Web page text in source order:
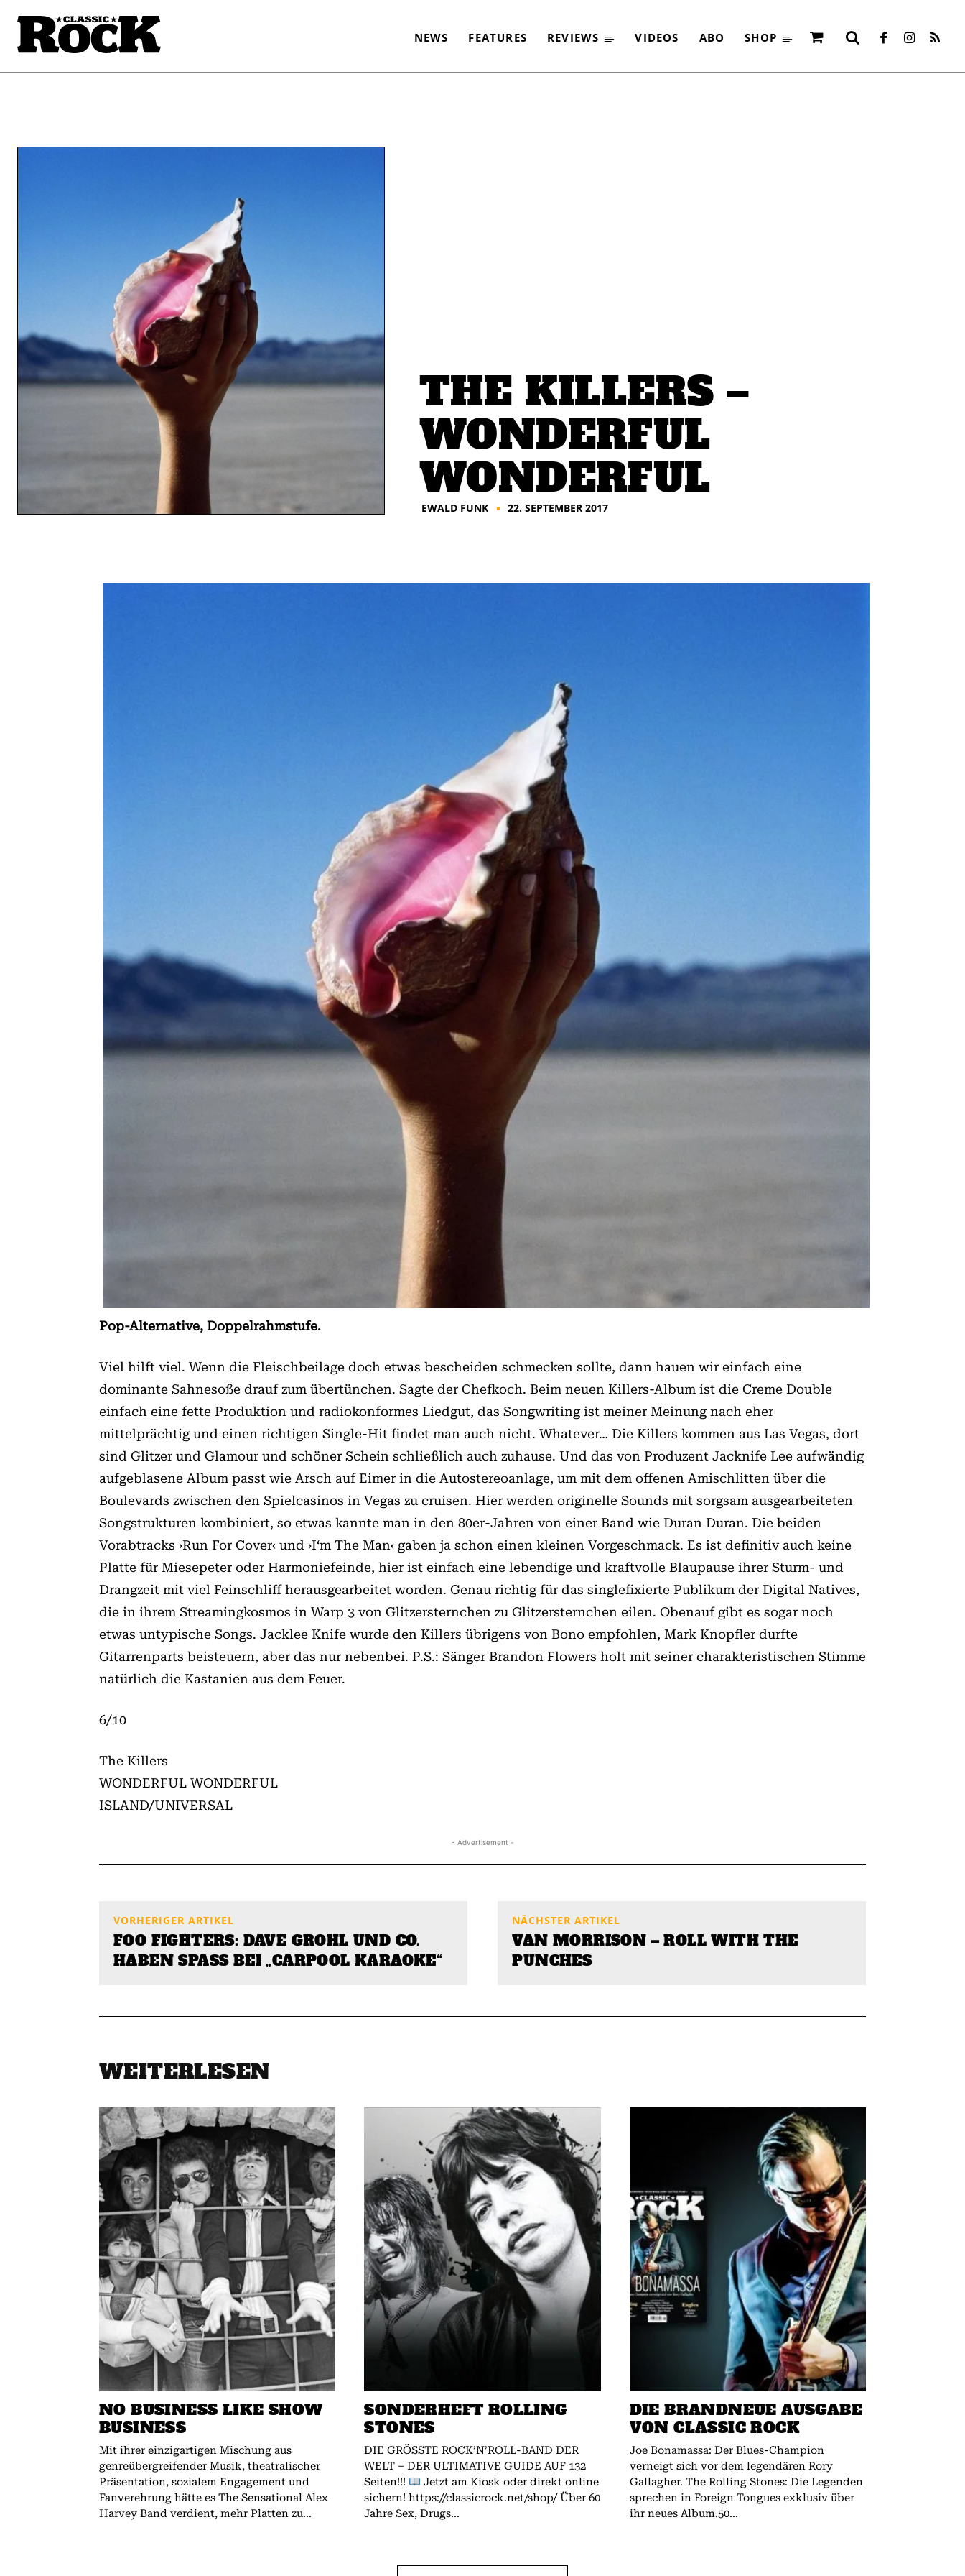
NEWS FEATURES REVIEWS VIDEOS ABO SHOP
THE KILLERS –
WONDERFUL
WONDERFUL
EWALD FUNK ■ 22. SEPTEMBER 2017
Pop-Alternative, Doppelrahmstufe.
Viel hilft viel. Wenn die Fleisch­beilage doch etwas bescheiden schmecken sollte, dann hauen wir einfach eine
dominante Sah­nesoße drauf zum übertünchen. Sagte der Chefkoch. Beim neuen Killers-Album ist die Creme Double
einfach eine fette Pro­duktion und radiokonformes Liedgut, das Songwriting ist meiner Meinung nach eher
mittelprächtig und einen richtigen Single-Hit findet man auch nicht. Whatever… Die Killers kommen aus Las Vegas, dort
sind Glitzer und Glamour und schöner Schein schließlich auch zuhause. Und das von Produzent Jacknife Lee aufwändig
aufgeblasene Album passt wie Arsch auf Eimer in die Autostereoanlage, um mit dem offenen Amischlitten über die
Boulevards zwischen den Spielcasinos in Vegas zu cruisen. Hier werden originelle Sounds mit sorgsam ausgearbeiteten
Songstrukturen kombiniert, so etwas kannte man in den 80er-Jahren von einer Band wie Duran Du­­ran. Die beiden
Vorabtracks ›Run For Cover‹ und ›I‘m The Man‹ gaben ja schon einen kleinen Vor­geschmack. Es ist definitiv auch keine
Platte für Miesepeter oder Harmoniefeinde, hier ist einfach eine lebendige und kraftvolle Blaupause ihrer Sturm- und
Drangzeit mit viel Feinschliff herausgearbeitet worden. Genau richtig für das singlefixierte Publikum der Digital Natives,
die in ihrem Streamingkosmos in Warp 3 von Glitzersternchen zu Glitzersternchen eilen. Obenauf gibt es sogar noch
etwas untypische Songs. Jacklee Knife wur­de den Killers übrigens von Bono empfohlen, Mark Knopfler durfte
Gitarrenparts beisteuern, aber das nur nebenbei. P.S.: Sänger Brandon Flowers holt mit seiner charakteristischen Stimme
natürlich die Kastanien aus dem Feuer.
6/10
The Killers
WONDERFUL WONDERFUL
ISLAND/UNIVERSAL
- Advertisement -
VORHERIGER ARTIKEL
FOO FIGHTERS: DAVE GROHL UND CO.
HABEN SPASS BEI „CARPOOL KARAOKE“
NÄCHSTER ARTIKEL
VAN MORRISON – ROLL WITH THE
PUNCHES
WEITERLESEN
NO BUSINESS LIKE SHOW
BUSINESS
Mit ihrer einzigartigen Mischung aus
genreübergreifender Musik, theatralischer
Präsentation, sozialem Engagement und
Fanverehrung hätte es The Sensational Alex
Harvey Band verdient, mehr Platten zu...
SONDERHEFT ROLLING
STONES
DIE GRÖSSTE ROCK’N’ROLL-BAND DER
WELT – DER ULTIMATIVE GUIDE AUF 132
Seiten!!!
Jetzt am Kiosk oder direkt online
sichern! https://classicrock.net/shop/ Über 60
Jahre Sex, Drugs...
DIE BRANDNEUE AUSGABE
VON CLASSIC ROCK
Joe Bonamassa: Der Blues-Champion
verneigt sich vor dem legendären Rory
Gallagher. The Rolling Stones: Die Legenden
sprechen in Foreign Tongues exklusiv über
ihr neues Album.50...